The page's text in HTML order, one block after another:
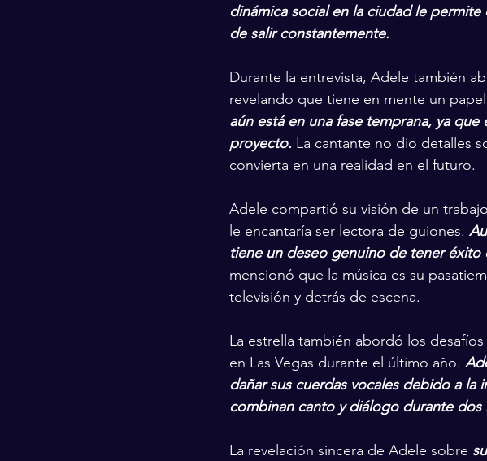
dinámica social en la ciudad le
de salir constantemente.
Durante la entrevista, Adele también
revelando que tiene en mente un
aún está en una fase temprana, ya
proyecto. La cantante no dio detalles
convierta en una realidad en el futuro.
Adele compartió su visión de un
le encantaría ser lectora de guiones.
tiene un deseo genuino de tener éxito
mencionó que la música es su
televisión y detrás de escena.
La estrella también abordó los
en Las Vegas durante el último año.
dañar sus cuerdas vocales debido a
combinan canto y diálogo durante dos
La revelación sincera de Adele sobre